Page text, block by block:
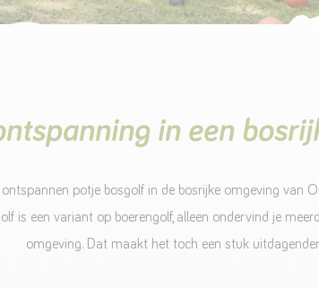
in een
ontspannen potje bosgolf in de bosrijke omgeving van
is een variant op boerengolf, alleen ondervind je
omgeving. Dat maakt het toch een stuk